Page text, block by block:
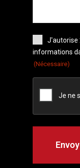
J'autorise
informations
(Nécessaire)